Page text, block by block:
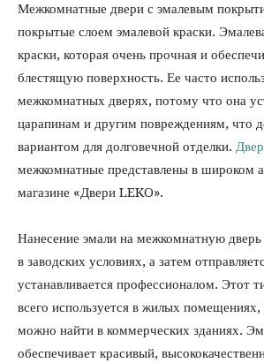
Межкомнатные двери с эмалевым
покрытые слоем эмалевой краски.
краски, которая очень прочная и
блестящую поверхность. Ее часто
межкомнатных дверях, потому что она
царапинам и другим повреждениям, что
вариантом для долговечной отделки.
межкомнатные представлены в широком
магазине «Двери LEKO».
Нанесение эмали на межкомнатную дверь
в заводских условиях, а затем
устанавливается профессионалом. Этот
всего используется в жилых помещениях,
можно найти в коммерческих зданиях.
обеспечивает красивый,